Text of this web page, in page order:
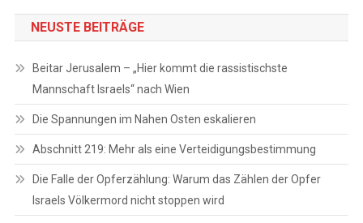
NEUSTE BEITRÄGE
Beitar Jerusalem – „Hier kommt die rassistischste
Mannschaft Israels“ nach Wien
Die Spannungen im Nahen Osten eskalieren
Abschnitt 219: Mehr als eine Verteidigungsbestimmung
Die Falle der Opferzählung: Warum das Zählen der Opfer
Israels Völkermord nicht stoppen wird